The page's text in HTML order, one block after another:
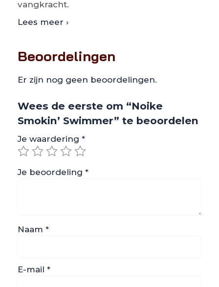
vangkracht.
Lees meer ›
Beoordelingen
Er zijn nog geen beoordelingen.
Wees de eerste om “Noike
Smokin’ Swimmer” te beoordelen
Je waardering *
Je beoordeling *
Naam *
E-mail *